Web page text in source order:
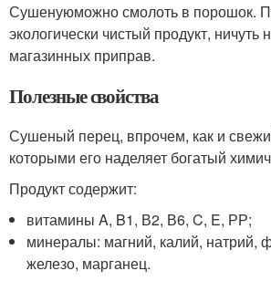
Сушенуюможно смолоть в порошок.
экологически чистый продукт, ничуть
магазинных приправ.
Полезные свойства
Сушеный перец, впрочем, как и
которыми его наделяет богатый
Продукт содержит:
витамины A, B1, В2, В6, C, E, РР;
минералы: магний, калий, натрий,
железо, марганец.